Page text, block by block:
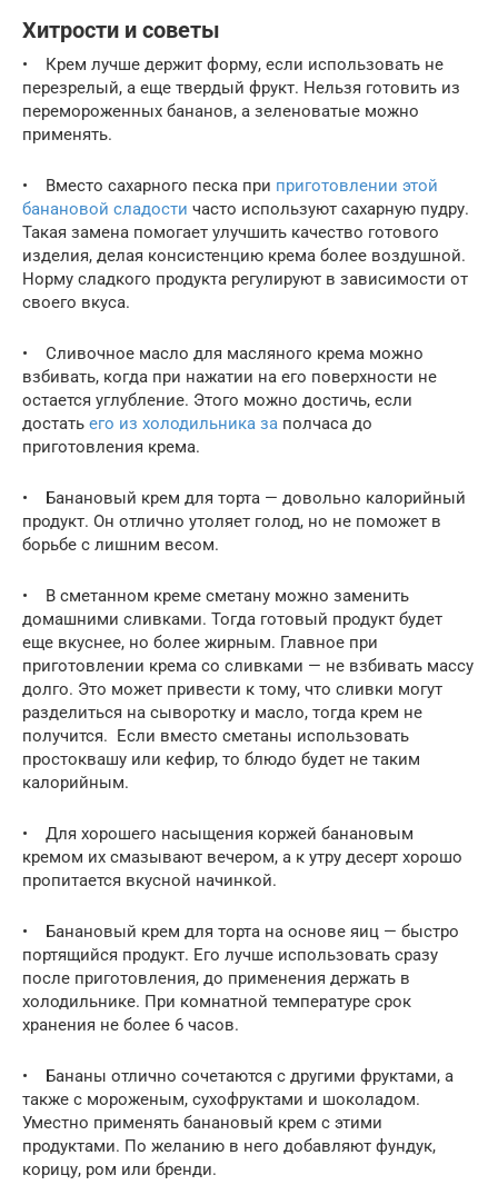
Хитрости и советы
• Крем лучше держит форму, если использовать не
перезрелый, а еще твердый фрукт. Нельзя готовить из
перемороженных бананов, а зеленоватые можно
применять.
• Вместо сахарного песка при приготовлении этой
банановой сладости часто используют сахарную пудру.
Такая замена помогает улучшить качество готового
изделия, делая консистенцию крема более воздушной.
Норму сладкого продукта регулируют в зависимости от
своего вкуса.
• Сливочное масло для масляного крема можно
взбивать, когда при нажатии на его поверхности не
остается углубление. Этого можно достичь, если
достать его из холодильника за полчаса до
приготовления крема.
• Банановый крем для торта — довольно калорийный
продукт. Он отлично утоляет голод, но не поможет в
борьбе с лишним весом.
• В сметанном креме сметану можно заменить
домашними сливками. Тогда готовый продукт будет
еще вкуснее, но более жирным. Главное при
приготовлении крема со сливками — не взбивать массу
долго. Это может привести к тому, что сливки могут
разделиться на сыворотку и масло, тогда крем не
получится. Если вместо сметаны использовать
простоквашу или кефир, то блюдо будет не таким
калорийным.
• Для хорошего насыщения коржей банановым
кремом их смазывают вечером, а к утру десерт хорошо
пропитается вкусной начинкой.
• Банановый крем для торта на основе яиц — быстро
портящийся продукт. Его лучше использовать сразу
после приготовления, до применения держать в
холодильнике. При комнатной температуре срок
хранения не более 6 часов.
• Бананы отлично сочетаются с другими фруктами, а
также с мороженым, сухофруктами и шоколадом.
Уместно применять банановый крем с этими
продуктами. По желанию в него добавляют фундук,
корицу, ром или бренди.